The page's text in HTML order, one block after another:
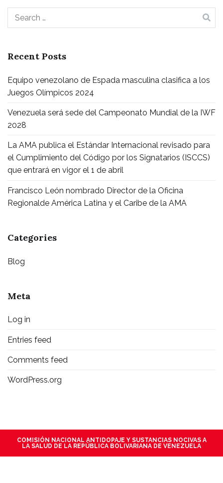
Recent Posts
Equipo venezolano de Espada masculina clasifica a los
Juegos Olímpicos 2024
Venezuela será sede del Campeonato Mundial de la IWF
2028
La AMA publica el Estándar Internacional revisado para
el Cumplimiento del Código por los Signatarios (ISCCS)
que entrará en vigor el 1 de abril
Francisco León nombrado Director de la Oficina
Regionalde América Latina y el Caribe de la AMA
Categories
Blog
Meta
Log in
Entries feed
Comments feed
WordPress.org
COMISIÓN NACIONAL ANTIDOPAJE Y SUSTANCIAS NOCIVAS A
LA SALUD DE LA REPÚBLICA BOLIVARIANA DE VENEZUELA